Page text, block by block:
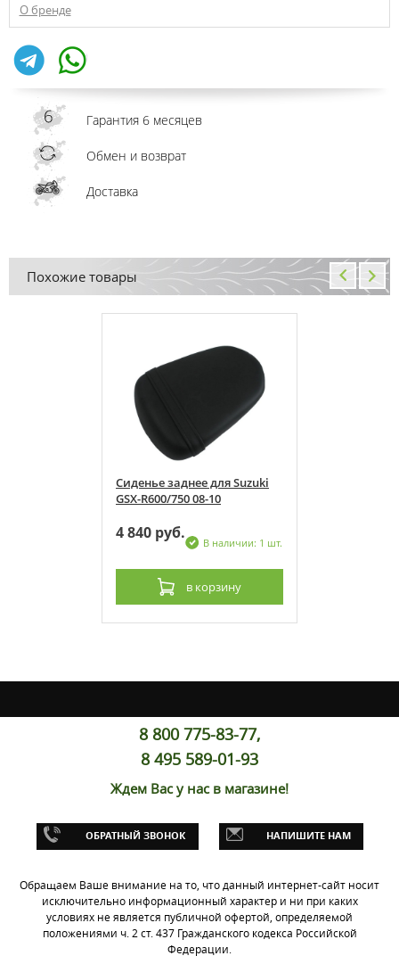
О бренде
Гарантия 6 месяцев
Обмен и возврат
Доставка
Похожие товары
Сиденье заднее для Suzuki
GSX-R600/750 08-10
4 840 руб.
В наличии: 1 шт.
в корзину
1 шт.
8 800 775-83-77,
8 495 589-01-93
Ждем Вас у нас в магазине!
ОБРАТНЫЙ ЗВОНОК НАПИШИТЕ НАМ
Обращаем Ваше внимание на то, что данный интернет-сайт носит
исключительно информационный характер и ни при каких
условиях не является публичной офертой, определяемой
положениями ч. 2 ст. 437 Гражданского кодекса Российской
Федерации.